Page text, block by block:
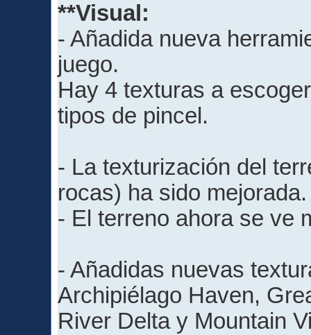
**Visual: ​
- Añadida nueva
juego.
Hay 4 texturas a
tipos de pincel.
- La texturización del
rocas) ha sido mejorada.
- El terreno ahora se ve
- Añadidas nuevas
Archipiélago Haven,
River Delta y Mountain